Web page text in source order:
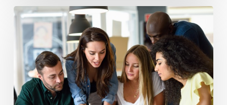
Tempat
Kursus
Bahasa
Inggris
untuk
Karyawan
di